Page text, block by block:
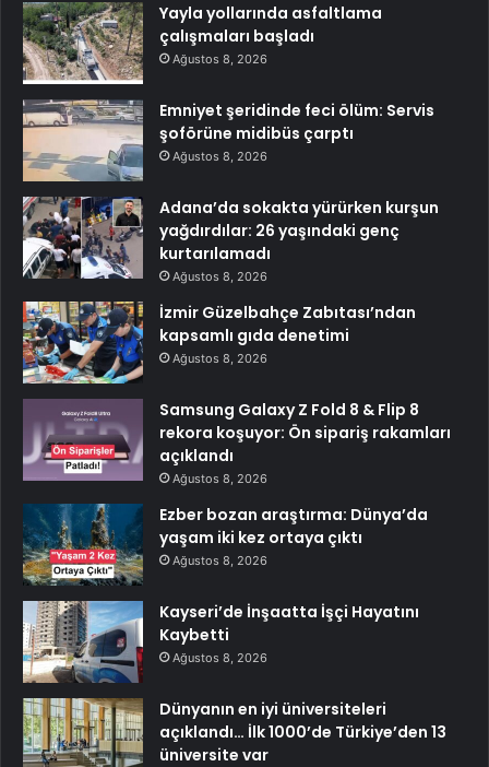
Yayla yollarında asfaltlama
çalışmaları başladı
Ağustos 8, 2026
Emniyet şeridinde feci ölüm: Servis
şoförüne midibüs çarptı
Ağustos 8, 2026
Adana’da sokakta yürürken kurşun
yağdırdılar: 26 yaşındaki genç
kurtarılamadı
Ağustos 8, 2026
İzmir Güzelbahçe Zabıtası’ndan
kapsamlı gıda denetimi
Ağustos 8, 2026
Samsung Galaxy Z Fold 8 & Flip 8
rekora koşuyor: Ön sipariş rakamları
açıklandı
Ağustos 8, 2026
Ezber bozan araştırma: Dünya’da
yaşam iki kez ortaya çıktı
Ağustos 8, 2026
Kayseri’de İnşaatta İşçi Hayatını
Kaybetti
Ağustos 8, 2026
Dünyanın en iyi üniversiteleri
açıklandı… İlk 1000’de Türkiye’den 13
üniversite var